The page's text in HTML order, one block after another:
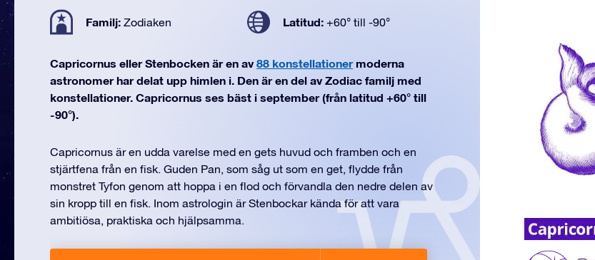
Familj: Zodiaken Latitud: +60° till -90°
Capricornus eller Stenbocken är en av 88 konstellationermoderna
astronomer har delat upp himlen i. Den är en del av Zodiac familj med
konstellationer. Capricornus ses bäst i september (från latitud +60° till
-90°).
Capricornus är en udda varelse med en gets huvud och framben och en
stjärtfena från en fisk. Guden Pan, som såg ut som en get, flydde från
monstret Tyfon genom att hoppa i en flod och förvandla den nedre delen av
sin kropp till en fisk. Inom astrologin är Stenbockar kända för att vara
ambitiösa, praktiska och hjälpsamma.